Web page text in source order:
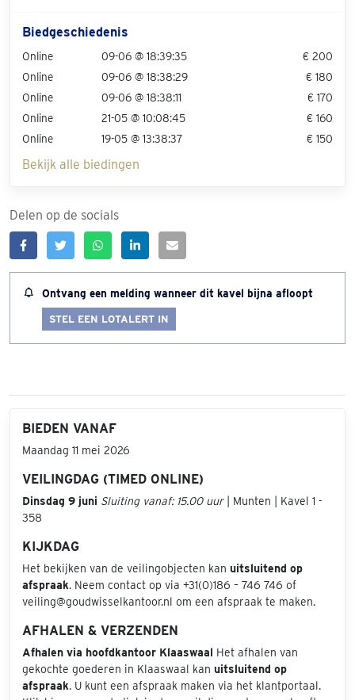
Biedgeschiedenis
Online 09-06 @ 18:39:35
€ 200
Online
09-06 @ 18:38:29
€ 180
Online
09-06 @ 18:38:11
€ 170
Online
21-05 @ 10:08:45
€ 160
Online
19-05 @ 13:38:37 € 150
Bekijk alle biedingen
Delen op de socials
Ontvang een melding wanneer dit kavel bijna afloopt
STEL EEN LOTALERT IN
BIEDEN VANAF
Maandag 11 mei 2026
VEILINGDAG (TIMED ONLINE)
Dinsdag 9 juni Sluiting vanaf: 15.00 uur| Munten | Kavel 1 -
358
KIJKDAG
Het bekijken van de veilingobjecten kan uitsluitend op
afspraak. Neem contact op via +31(0)186 – 746 746 of
veiling@goudwisselkantoor.nl om een afspraak te maken.
AFHALEN & VERZENDEN
Afhalen via hoofdkantoor Klaaswaal Het afhalen van
gekochte goederen in Klaaswaal kan uitsluitend op
afspraak. U kunt een afspraak maken via het klantportaal.